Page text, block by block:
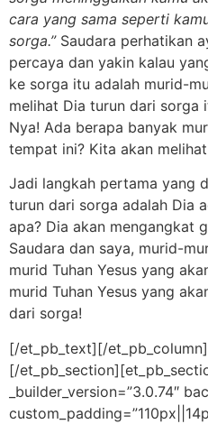
cara yang sama seperti
sorga.” Saudara perhatikan
percaya dan yakin kalau
ke sorga itu adalah murid-
melihat Dia turun dari sorga
Nya! Ada berapa banyak
tempat ini? Kita akan
Jadi langkah pertama yang
turun dari sorga adalah Dia
apa? Dia akan mengangkat
Saudara dan saya, murid-
murid Tuhan Yesus yang
murid Tuhan Yesus yang
dari sorga!
[/et_pb_text][/
[/
_builder_version=”3.0.74″